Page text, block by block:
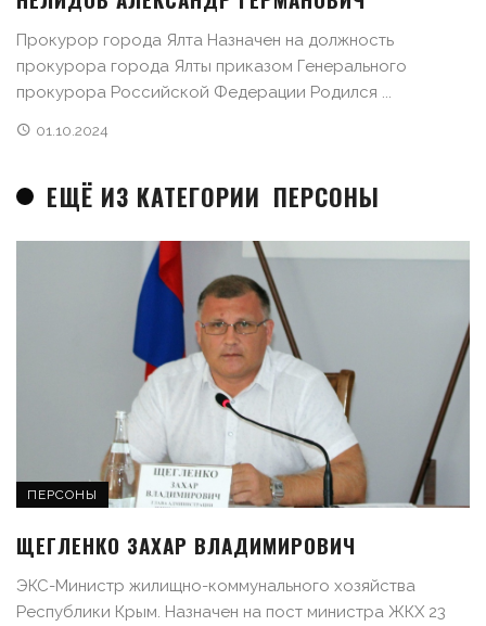
Прокурор города Ялта Назначен на должность
прокурора города Ялты приказом Генерального
прокурора Российской Федерации Родился ...
01.10.2024
ЕЩЁ ИЗ КАТЕГОРИИ ПЕРСОНЫ
ПЕРСОНЫ
ЩЕГЛЕНКО ЗАХАР ВЛАДИМИРОВИЧ
ЭКС-Министр жилищно-коммунального хозяйства
Республики Крым. Назначен на пост министра ЖКХ 23